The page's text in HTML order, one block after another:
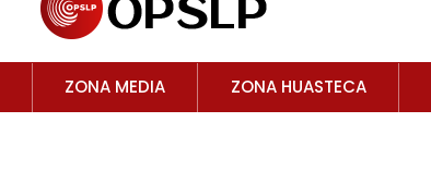
ZONA MEDIA ZONA HUASTECA